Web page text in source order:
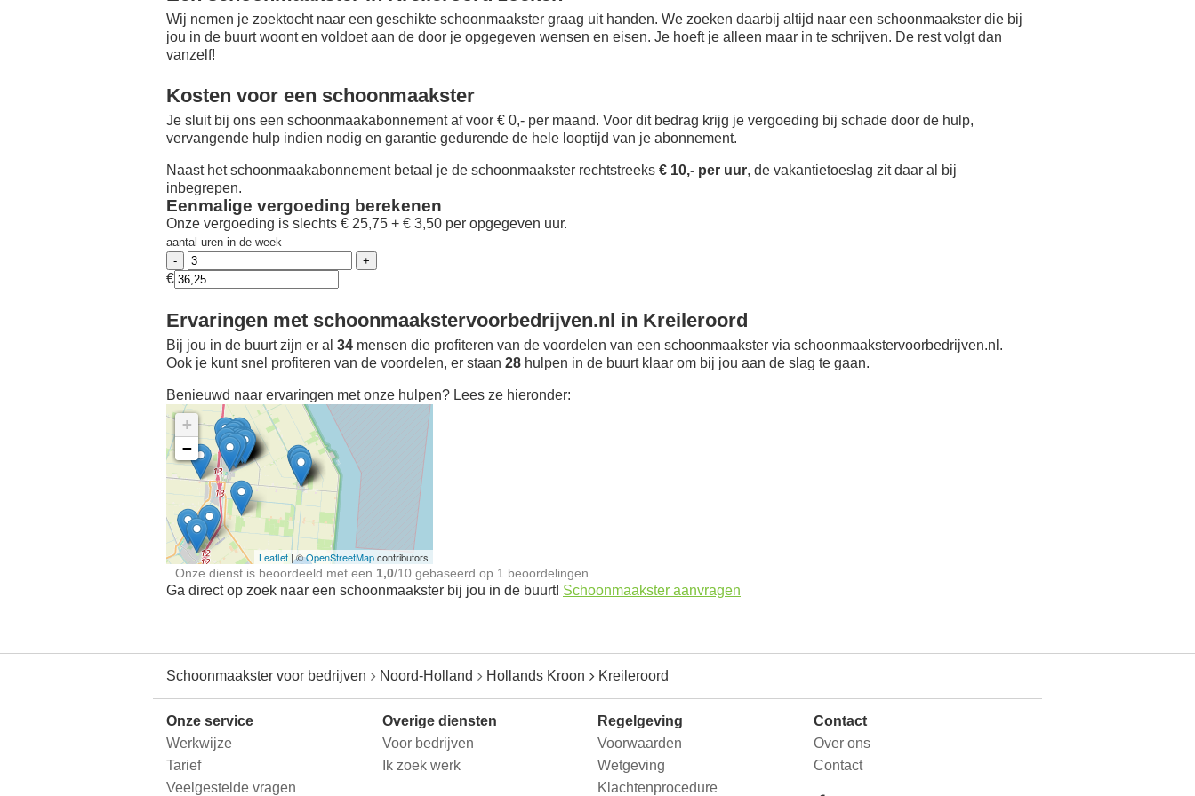
Wij nemen je zoektocht naar een geschikte schoonmaakster graag uit handen. We zoeken daarbij altijd naar een schoonmaakster die bij
jou in de buurt woont en voldoet aan de door je opgegeven wensen en eisen. Je hoeft je alleen maar in te schrijven. De rest volgt dan
vanzelf!
Kosten voor een schoonmaakster
Je sluit bij ons een schoonmaakabonnement af voor € 0,- per maand. Voor dit bedrag krijg je vergoeding bij schade door de hulp,
vervangende hulp indien nodig en garantie gedurende de hele looptijd van je abonnement.
Naast het schoonmaakabonnement betaal je de schoonmaakster rechtstreeks € 10,- per uur, de vakantietoeslag zit daar al bij
inbegrepen.
Eenmalige vergoeding berekenen
Onze vergoeding is slechts € 25,75 + € 3,50 per opgegeven uur.
aantal uren in de week
€
Ervaringen met schoonmaakstervoorbedrijven.nl in Kreileroord
Bij jou in de buurt zijn er al 34 mensen die profiteren van de voordelen van een schoonmaakster via schoonmaakstervoorbedrijven.nl.
Ook je kunt snel profiteren van de voordelen, er staan 28 hulpen in de buurt klaar om bij jou aan de slag te gaan.
Benieuwd naar ervaringen met onze hulpen? Lees ze hieronder:
Ontdek meer ervaringen
Schoonmaakster bij
jou in de buurt
+
−
Leaflet | ©OpenStreetMapcontributors
Onze dienst is beoordeeld met een 1,0/10 gebaseerd op 1 beoordelingen
Ga direct op zoek naar een schoonmaakster bij jou in de buurt! Schoonmaakster aanvragen
Schoonmaakster voor bedrijven Noord-Holland Hollands Kroon Kreileroord
Onze service
Werkwijze
Tarief
Veelgestelde vragen
Overige diensten
Voor bedrijven
Ik zoek werk
Regelgeving
Voorwaarden
Wetgeving
Klachtenprocedure
Contact
Over ons
Contact